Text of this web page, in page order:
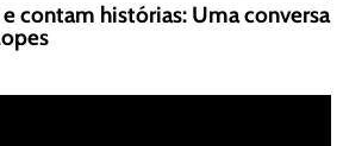
contam histórias: Uma conversa